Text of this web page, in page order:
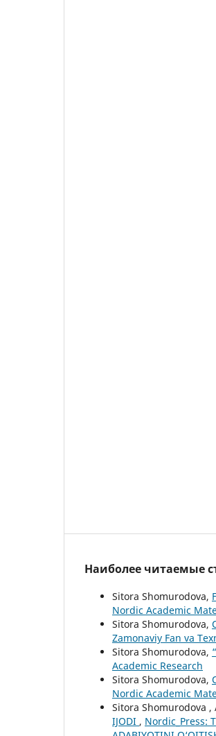
Наиболее читаемые
Sitora Shomurodova,
Nordic Academic
Sitora Shomurodova,
Zamonaviy Fan va
Sitora Shomurodova,
Academic Research
Sitora Shomurodova,
Nordic Academic
Sitora Shomurodova ,
IJODI , Nordic_Press: